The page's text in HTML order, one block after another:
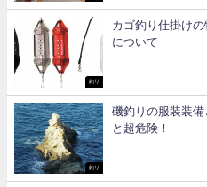
釣り
カゴ釣り仕掛け
について
釣り
磯釣りの服装装
と超危険！